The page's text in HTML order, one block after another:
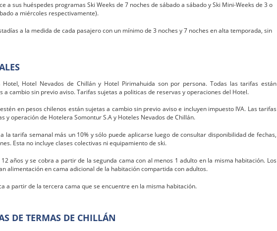
a sus huéspedes programas Ski Weeks de 7 noches de sábado a sábado y Ski Mini-Weeks de 3 o
a miércoles respectivamente).
a la medida de cada pasajero con un mínimo de 3 noches y 7 noches en alta temporada, sin
Hotel Nevados de Chillán y Hotel Pirimahuida son por persona. Todas las tarifas están
a cambio sin previo aviso. Tarifas sujetas a politicas de reservas y operaciones del Hotel.
en pesos chilenos están sujetas a cambio sin previo aviso e incluyen impuesto IVA. Las tarifas
y operación de Hotelera Somontur S.A y Hoteles Nevados de Chillán.
la tarifa semanal más un 10% y sólo puede aplicarse luego de consultar disponibilidad de fechas,
Esta no incluye clases colectivas ni equipamiento de ski.
años y se cobra a partir de la segunda cama con al menos 1 adulto en la misma habitación. Los
alimentación en cama adicional de la habitación compartida con adultos.
a partir de la tercera cama que se encuentre en la misma habitación.
DE TERMAS DE CHILLÁN